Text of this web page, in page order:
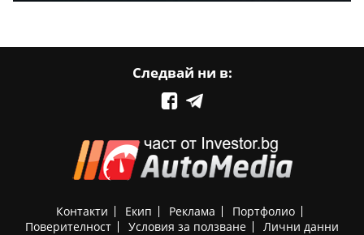
Следвай ни в:
Контакти Екип Реклама
Портфолио
Поверителност
Условия за ползване Лични данни